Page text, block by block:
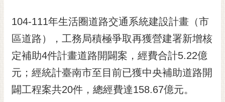
市府團隊
主題服務
市政資訊
市民互動
104-111年生活圈道路交通系統建設計畫（市
區道路），工務局積極爭取再獲營建署新增核
定補助4件計畫道路開闢案，經費合計5.22億
元；經統計臺南市至目前已獲中央補助道路開
闢工程案共20件，總經費達158.67億元。